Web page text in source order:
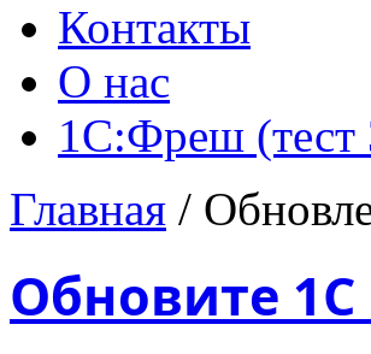
Контакты
О нас
1С:Фреш (тест
Главная /
Обновите